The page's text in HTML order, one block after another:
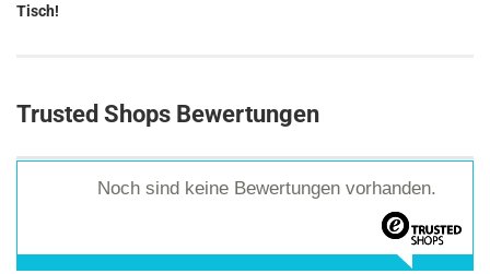
Tisch!
Trusted Shops Bewertungen
Noch sind keine Bewertungen vorhanden.